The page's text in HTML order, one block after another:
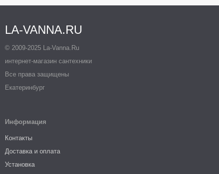
LA-VANNA.RU
© 2009-2025 La-Vanna.Ru
интернет-магазин сантехники
Все права защищены
Екатеринбург
Информация
Контакты
Доставка и оплата
Установка